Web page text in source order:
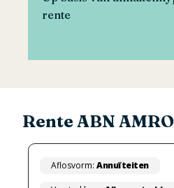
rente
Rente ABN AMRO